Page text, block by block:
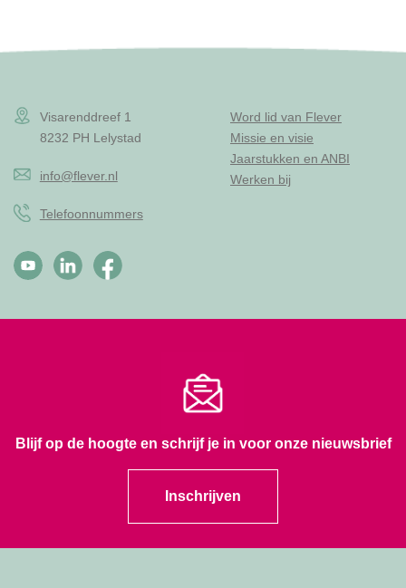
Visarenddreef 1
8232 PH Lelystad
info@flever.nl
Telefoonnummers
Word lid van Flever
Missie en visie
Jaarstukken en ANBI
Werken bij
Blijf op de hoogte en schrijf je in voor onze nieuwsbrief
Inschrijven